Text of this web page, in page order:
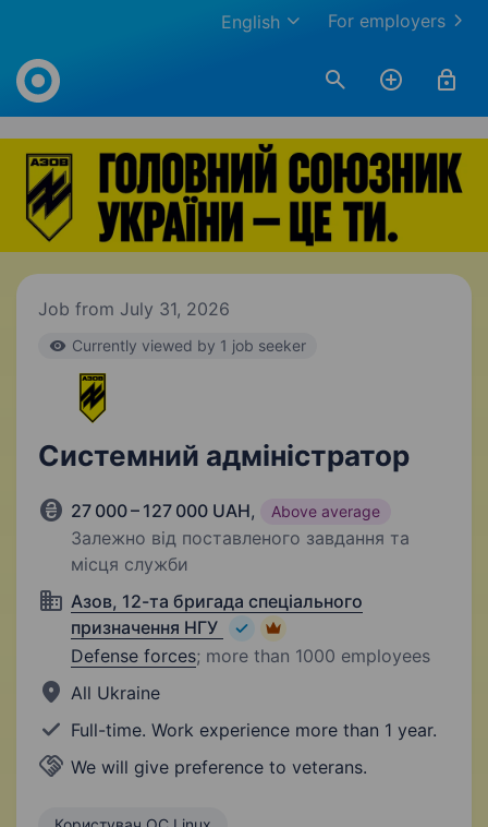
For employers
English
Work.ua
Job from July 31, 2026
Currently viewed by 1 job seeker
Системний адміністратор
27 000 – 127 000 UAH, Above average
Залежно від поставленого завдання та
місця служби
Азов, 12-та бригада спеціального
призначення НГУ
Defense forces; more than 1000 employees
All Ukraine
Full-time. Work experience more than 1 year.
We will give preference to veterans.